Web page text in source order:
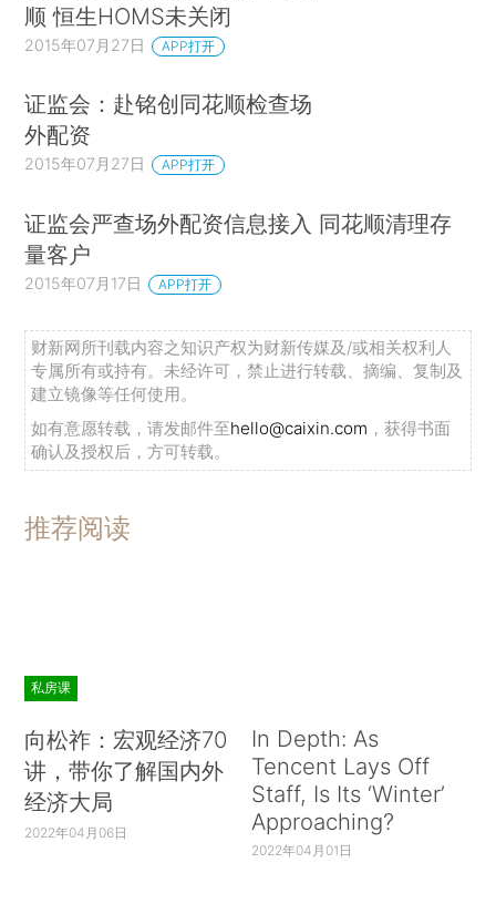
顺 恒生HOMS未关闭
2015年07月27日 APP打开
证监会：赴铭创同花顺检查场
外配资
2015年07月27日 APP打开
证监会严查场外配资信息接入 同花顺清理存
量客户
2015年07月17日 APP打开
财新网所刊载内容之知识产权为财新传媒及/或相关权利人
专属所有或持有。未经许可，禁止进行转载、摘编、复制及
建立镜像等任何使用。
如有意愿转载，请发邮件至hello@caixin.com ，获得书面
确认及授权后，方可转载。
推荐阅读
私房课
向松祚：宏观经济70
讲，带你了解国内外
经济大局
2022年04月06日
In Depth: As
Tencent Lays Off
Staff, Is Its ‘Winter’
Approaching?
2022年04月01日